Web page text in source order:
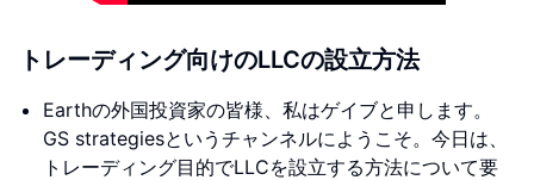
トレーディング向けのLLCの設立方法
Earthの外国投資家の皆様、私はゲイブと申します。
GS strategiesというチャンネルにようこそ。今日は、
トレーディング目的でLLCを設立する方法について要